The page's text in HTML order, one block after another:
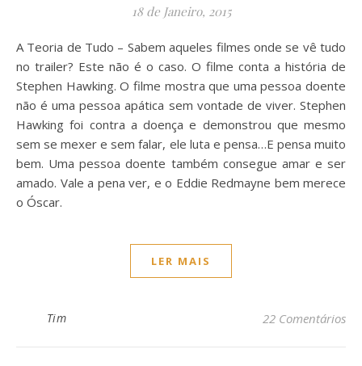
18 de Janeiro, 2015
A Teoria de Tudo – Sabem aqueles filmes onde se vê tudo
no trailer? Este não é o caso. O filme conta a história de
Stephen Hawking. O filme mostra que uma pessoa doente
não é uma pessoa apática sem vontade de viver. Stephen
Hawking foi contra a doença e demonstrou que mesmo
sem se mexer e sem falar, ele luta e pensa…E pensa muito
bem. Uma pessoa doente também consegue amar e ser
amado. Vale a pena ver, e o Eddie Redmayne bem merece
o Óscar.
LER MAIS
Tim 22 Comentários